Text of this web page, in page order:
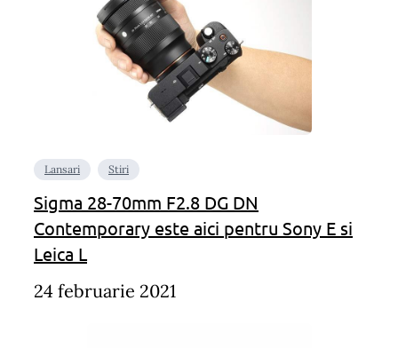
Lansari Stiri
Sigma 28-70mm F2.8 DG DN
Contemporary este aici pentru Sony E si
Leica L
24 februarie 2021